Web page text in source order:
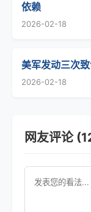
依赖
2026-02-18
美军发动三次
2026-02-18
网友评论